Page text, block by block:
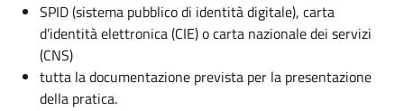
SPID (sistema pubblico di identità digitale), carta
d’identità elettronica (CIE) o carta nazionale dei servizi
(CNS)
tutta la documentazione prevista per la presentazione
della pratica.